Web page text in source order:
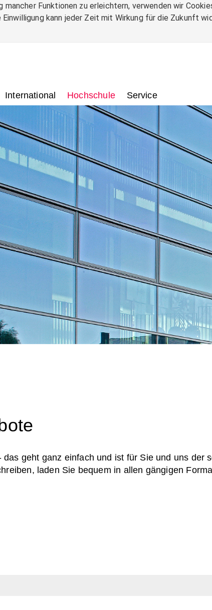
Funktionen zu erleichtern, verwenden wir
kann jeder Zeit mit Wirkung für die Zukunft
International Hochschule Service
geht ganz einfach und ist für Sie und uns der
laden Sie bequem in allen gängigen